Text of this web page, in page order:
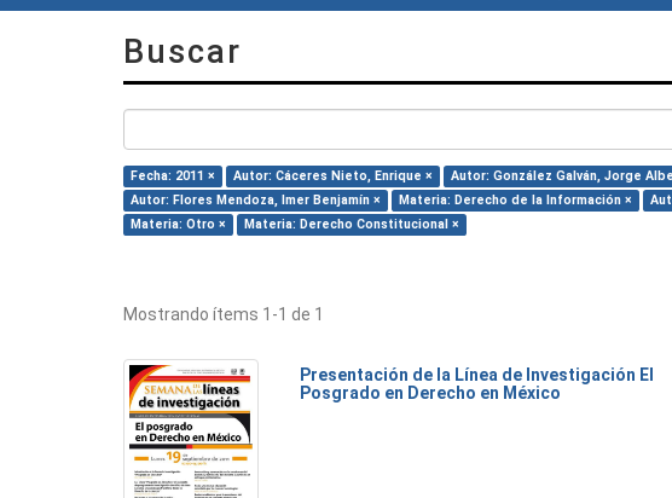
Buscar
Fecha: 2011 × Autor: Cáceres Nieto, Enrique × Autor: González Galván, Jorge
Autor: Flores Mendoza, Imer Benjamín ×
Materia: Derecho de la Información ×
Materia: Otro ×
Materia: Derecho Constitucional ×
Mostrando ítems 1-1 de 1
Presentación de la Línea de Investigación El
Posgrado en Derecho en México